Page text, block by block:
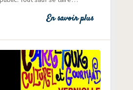
En savoir plus